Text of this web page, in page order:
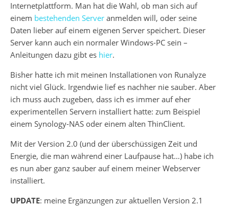
Internetplattform. Man hat die Wahl, ob man sich auf
einem bestehenden Server anmelden will, oder seine
Daten lieber auf einem eigenen Server speichert. Dieser
Server kann auch ein normaler Windows-PC sein –
Anleitungen dazu gibt es hier.
Bisher hatte ich mit meinen Installationen von Runalyze
nicht viel Glück. Irgendwie lief es nachher nie sauber. Aber
ich muss auch zugeben, dass ich es immer auf eher
experimentellen Servern installiert hatte: zum Beispiel
einem Synology-NAS oder einem alten ThinClient.
Mit der Version 2.0 (und der überschüssigen Zeit und
Energie, die man während einer Laufpause hat…) habe ich
es nun aber ganz sauber auf einem meiner Webserver
installiert.
UPDATE: meine Ergänzungen zur aktuellen Version 2.1